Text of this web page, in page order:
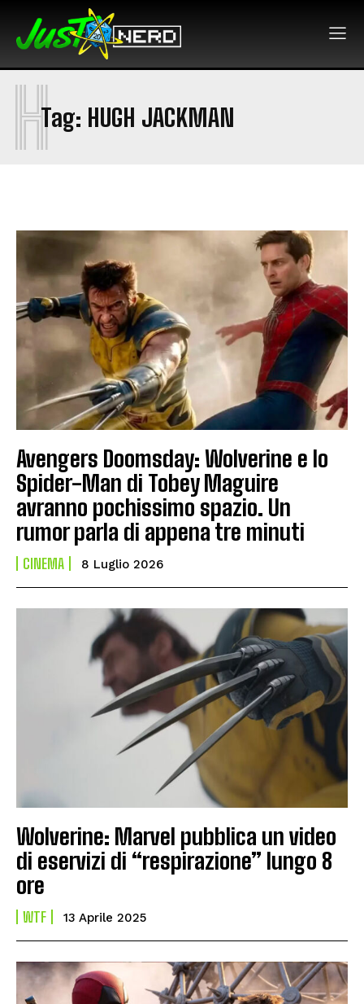
Tag: HUGH JACKMAN
H
Avengers Doomsday: Wolverine e lo
Spider-Man di Tobey Maguire
avranno pochissimo spazio. Un
rumor parla di appena tre minuti
CINEMA 8 Luglio 2026
Wolverine: Marvel pubblica un video
di eservizi di “respirazione” lungo 8
ore
WTF 13 Aprile 2025